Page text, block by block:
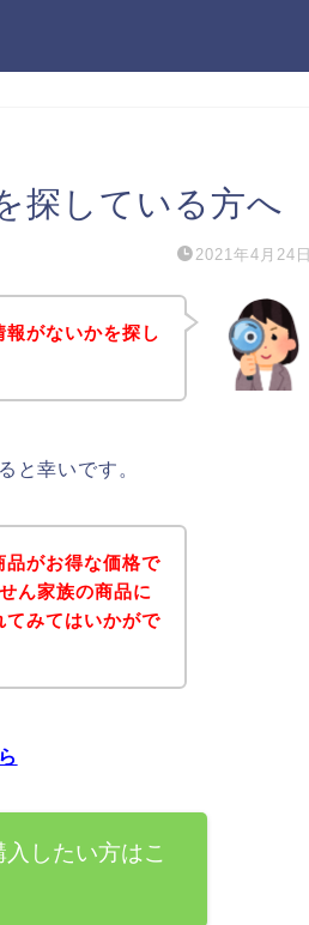
探している方へ
2021年4月24日
がないかを探し
と幸いです。
品がお得な価格で
ん家族の商品に
てみてはいかがで
したい方はこ